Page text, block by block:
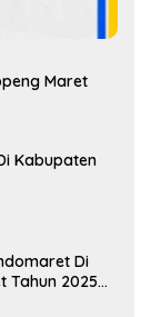
Maret
Kabupaten
Di
Tahun 2025